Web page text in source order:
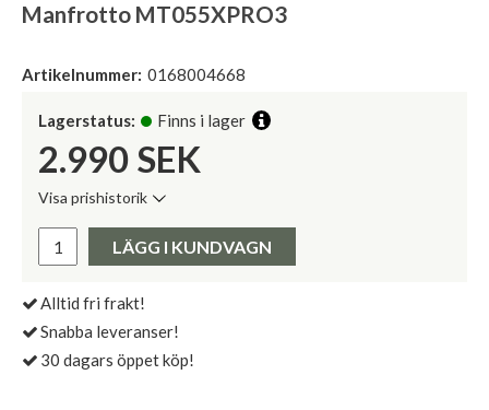
Manfrotto MT055XPRO3
Artikelnummer: 0168004668
Lagerstatus: Finns i lager
2.990 SEK
Visa prishistorik
Pris:
LÄGG I KUNDVAGN
Alltid fri frakt!
Snabba leveranser!
30 dagars öppet köp!